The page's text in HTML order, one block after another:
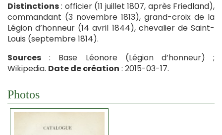
Distinctions: officier (11 juillet 1807, après Friedland),
commandant (3 novembre 1813), grand-croix de la
Légion d’honneur (14 avril 1844), chevalier de Saint-
Louis (septembre 1814).
Sources : Base Léonore (Légion d’honneur) ;
Wikipedia. Date de création : 2015-03-17.
Photos